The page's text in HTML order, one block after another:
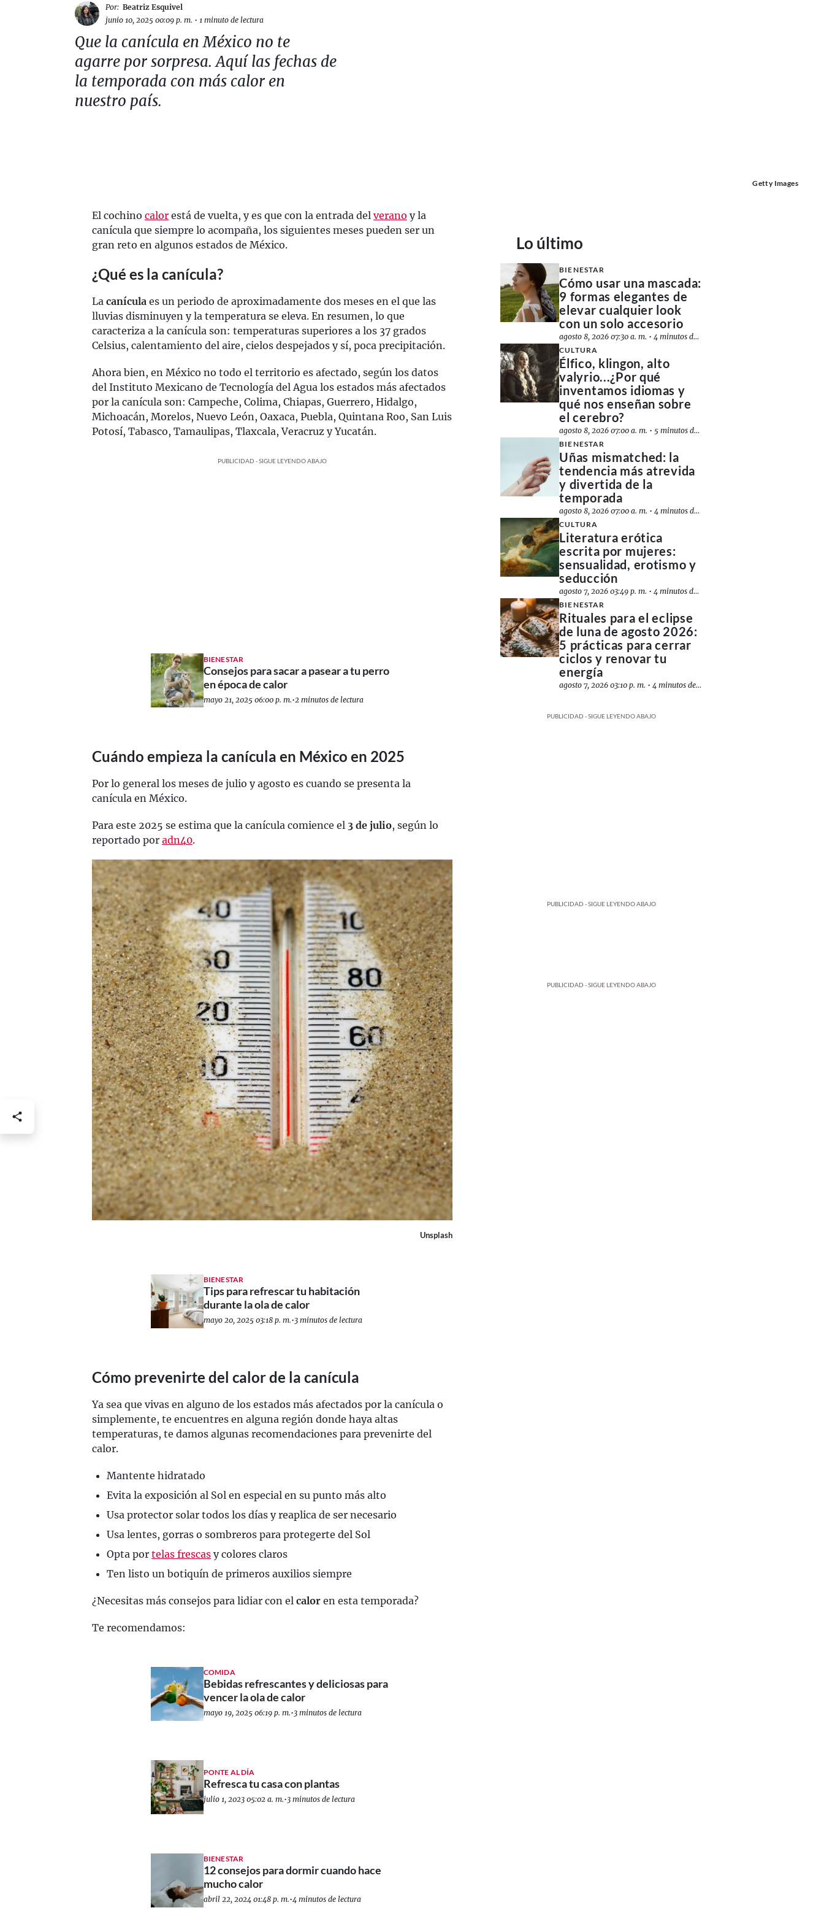
Por: Beatriz Esquivel
junio 10, 2025 00:09 p. m. • 1 minuto de lectura
Que la canícula en México no te
agarre por sorpresa. Aquí las fechas de
la temporada con más calor en
nuestro país.
Getty Images
El cochino calor está de vuelta, y es que con la entrada del verano y la
canícula que siempre lo acompaña, los siguientes meses pueden ser un
gran reto en algunos estados de México.
¿Qué es la canícula?
La canícula es un periodo de aproximadamente dos meses en el que las
lluvias disminuyen y la temperatura se eleva. En resumen, lo que
caracteriza a la canícula son: temperaturas superiores a los 37 grados
Celsius, calentamiento del aire, cielos despejados y sí, poca precipitación.
Ahora bien, en México no todo el territorio es afectado, según los datos
del Instituto Mexicano de Tecnología del Agua los estados más afectados
por la canícula son: Campeche, Colima, Chiapas, Guerrero, Hidalgo,
Michoacán, Morelos, Nuevo León, Oaxaca, Puebla, Quintana Roo, San Luis
Potosí, Tabasco, Tamaulipas, Tlaxcala, Veracruz y Yucatán.
PUBLICIDAD - SIGUE LEYENDO ABAJO
BIENESTAR
Consejos para sacar a pasear a tu perro
en época de calor
mayo 21, 2025 06:00 p. m.•2 minutos de lectura
Cuándo empieza la canícula en México en 2025
Por lo general los meses de julio y agosto es cuando se presenta la
canícula en México.
Para este 2025 se estima que la canícula comience el 3 de julio, según lo
reportado por adn40.
Unsplash
BIENESTAR
Tips para refrescar tu habitación
durante la ola de calor
mayo 20, 2025 03:18 p. m.•3 minutos de lectura
Cómo prevenirte del calor de la canícula
Ya sea que vivas en alguno de los estados más afectados por la canícula o
simplemente, te encuentres en alguna región donde haya altas
temperaturas, te damos algunas recomendaciones para prevenirte del
calor.
Mantente hidratado
Evita la exposición al Sol en especial en su punto más alto
Usa protector solar todos los días y reaplica de ser necesario
Usa lentes, gorras o sombreros para protegerte del Sol
Opta por telas frescas y colores claros
Ten listo un botiquín de primeros auxilios siempre
¿Necesitas más consejos para lidiar con el calor en esta temporada?
Te recomendamos:
COMIDA
Bebidas refrescantes y deliciosas para
vencer la ola de calor
mayo 19, 2025 06:19 p. m.•3 minutos de lectura
PONTE AL DÍA
Refresca tu casa con plantas
julio 1, 2023 05:02 a. m.•3 minutos de lectura
BIENESTAR
12 consejos para dormir cuando hace
mucho calor
abril 22, 2024 01:48 p. m.•4 minutos de lectura
Lo último
BIENESTAR
Cómo usar una mascada:
9 formas elegantes de
elevar cualquier look
con un solo accesorio
agosto 8, 2026 07:30 a. m. •4 minutos de lectura
CULTURA
Élfico, klingon, alto
valyrio...¿Por qué
inventamos idiomas y
qué nos enseñan sobre
el cerebro?
agosto 8, 2026 07:00 a. m. • 5 minutos de lectura
BIENESTAR
Uñas mismatched: la
tendencia más atrevida
y divertida de la
temporada
agosto 8, 2026 07:00 a. m. •4 minutos de lectura
CULTURA
Literatura erótica
escrita por mujeres:
sensualidad, erotismo y
seducción
agosto 7, 2026 03:49 p. m. •4 minutos de lectura
BIENESTAR
Rituales para el eclipse
de luna de agosto 2026:
5 prácticas para cerrar
ciclos y renovar tu
energía
agosto 7, 2026 03:10 p. m. •4 minutos de lectura
PUBLICIDAD - SIGUE LEYENDO ABAJO
PUBLICIDAD - SIGUE LEYENDO ABAJO
PUBLICIDAD - SIGUE LEYENDO ABAJO